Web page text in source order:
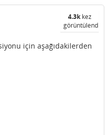
4.3kkez
görüntülendi
için aşağıdakilerden